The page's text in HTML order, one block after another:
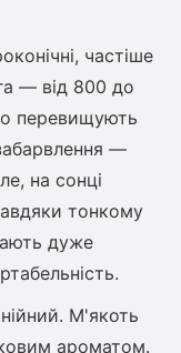
частіше
— від 800 до
перевищують
—
на сонці
тонкому
дуже
М'якоть
ароматом.